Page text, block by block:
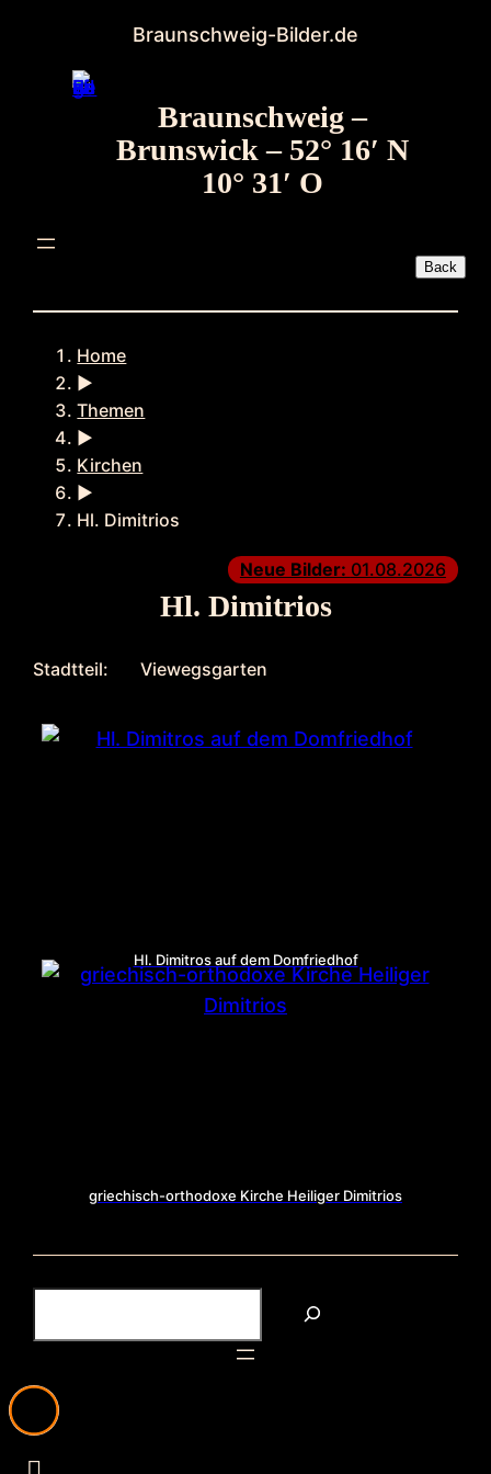
springen
Braunschweig-Bilder.de
Braunschweig –
Brunswick – 52° 16′ N
10° 31′ O
Home
►
Themen
►
Kirchen
►
Hl. Dimitrios
Neue Bilder: 01.08.2026
Hl. Dimitrios
Stadtteil: Viewegsgarten
Hl. Dimitros auf dem Domfriedhof
griechisch-orthodoxe Kirche Heiliger Dimitrios
h